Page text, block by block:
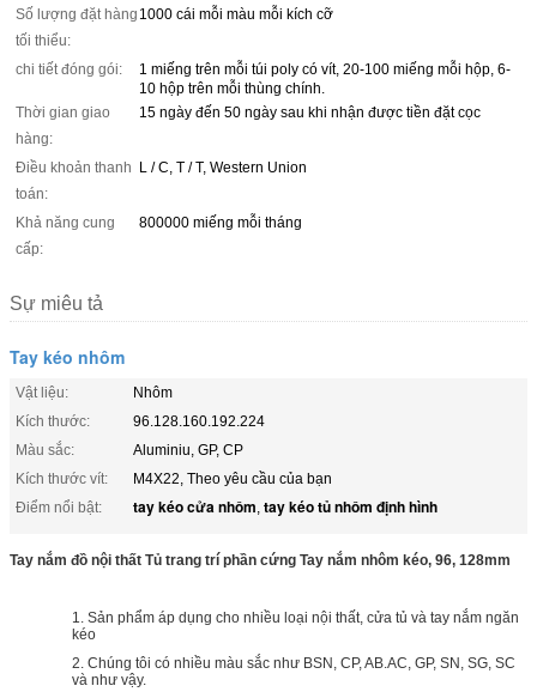
Số lượng đặt hàng
tối thiểu:
1000 cái mỗi màu mỗi kích cỡ
chi tiết đóng gói:
1 miếng trên mỗi túi poly có vít, 20-100 miếng mỗi hộp, 6-
10 hộp trên mỗi thùng chính.
Thời gian giao
hàng:
15 ngày đến 50 ngày sau khi nhận được tiền đặt cọc
Điều khoản thanh
toán:
L / C, T / T, Western Union
Khả năng cung
cấp:
800000 miếng mỗi tháng
Sự miêu tả
Tay kéo nhôm
Vật liệu:
Nhôm
Kích thước:
96.128.160.192.224
Màu sắc:
Aluminiu, GP, CP
Kích thước vít:
M4X22, Theo yêu cầu của bạn
Điểm nổi bật:
tay kéo cửa nhôm, tay kéo tủ nhôm định hình
Tay nắm đồ nội thất Tủ trang trí phần cứng Tay nắm nhôm kéo, 96, 128mm
1. Sản phẩm áp dụng cho nhiều loại nội thất, cửa tủ và tay nắm ngăn
kéo
2. Chúng tôi có nhiều màu sắc như BSN, CP, AB.AC, GP, SN, SG, SC
và như vậy.